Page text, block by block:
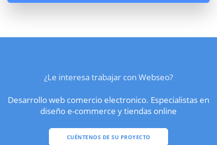
¿Le interesa trabajar con Webseo?
Desarrollo web comercio electronico. Especialistas en
diseño e-commerce y tiendas online
CUÉNTENOS DE SU PROYECTO